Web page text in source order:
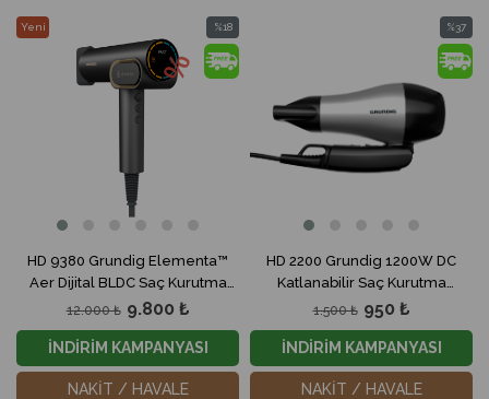
HD 9380 Grundig Elementa™
Aer Dijital BLDC Saç Kurutma
Makinesi9.800 ₺
12.000 ₺
%18
İndirim
%18İndirim
Yeni
İNDİRİM KAMPANYASI
NAKİT / HAVALE
HD 2200 Grundig 1200W DC
Katlanabilir Saç Kurutma
Makinesi
950 ₺
1.500 ₺
%37
İndirim
İNDİRİM KAMPANYASI
NAKİT / HAVALE